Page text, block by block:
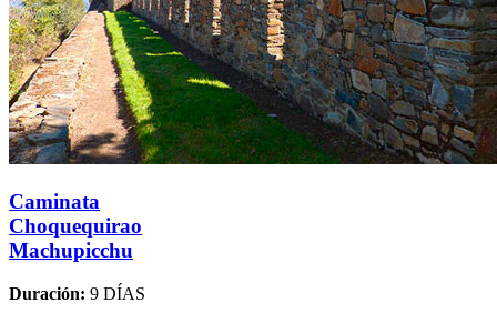
Caminata
Choquequirao
Machupicchu
Duración: 9 DÍAS